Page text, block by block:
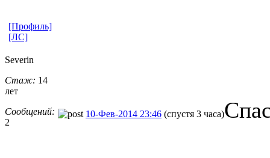
[Профиль]
[ЛС]
Severin
Стаж: 14
лет
Сообщений:
2
10-Фев-2014 23:46 (спустя 3 часа)